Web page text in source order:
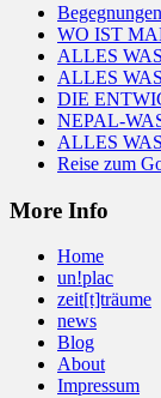
WO IST
ALLES
ALLES
DIE
NEPAL-
ALLES
Reise zum
More Info
Home
un!plac
zeit[t]träume
news
Blog
About
Impressum